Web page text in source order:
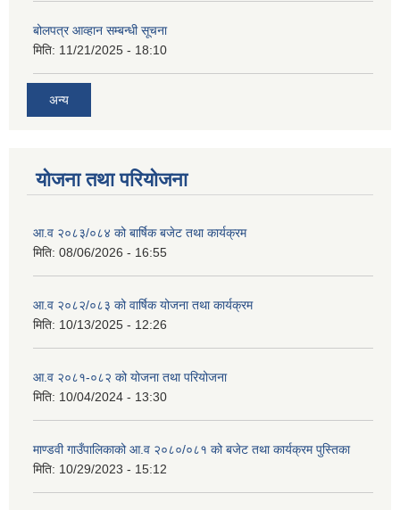
बोलपत्र आव्हान सम्बन्धी सूचना
मिति: 11/21/2025 - 18:10
अन्य
योजना तथा परियोजना
आ.व २०८३/०८४ को बार्षिक बजेट तथा कार्यक्रम
मिति: 08/06/2026 - 16:55
आ.व २०८२/०८३ को वार्षिक योजना तथा कार्यक्रम
मिति: 10/13/2025 - 12:26
आ.व २०८१-०८२ को योजना तथा परियोजना
मिति: 10/04/2024 - 13:30
माण्डवी गाउँपालिकाको आ.व २०८०/०८१ को बजेट तथा कार्यक्रम पुस्तिका
मिति: 10/29/2023 - 15:12